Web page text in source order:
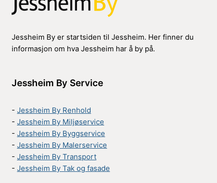
Jessheim By er startsiden til Jessheim. Her finner du
informasjon om hva Jessheim har å by på.
Jessheim By Service
- Jessheim By Renhold
- Jessheim By Miljøservice
- Jessheim By Byggservice
- Jessheim By Malerservice
- Jessheim By Transport
- Jessheim By Tak og fasade